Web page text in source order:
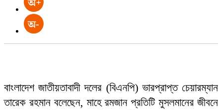
বাংলাদেশ জাতীয়তাবাদী দলের (বিএনপি) ভারপ্রাপ্ত চেয়ারম্যান
তারেক রহমান বলেছেন, মাহে রমজান প্রতিটি মুসলমানের জীবনে